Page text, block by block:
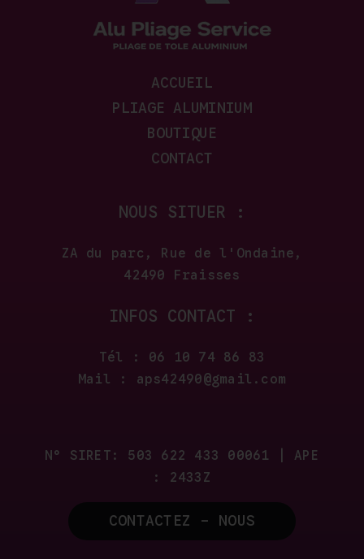
ACCUEIL
PLIAGE ALUMINIUM
BOUTIQUE
CONTACT
NOUS SITUER :
ZA du parc, Rue de l'Ondaine,
42490 Fraisses
INFOS CONTACT :
Tél : 06 10 74 86 83
Mail : aps42490@gmail.com
N° SIRET: 503 622 433 00061 | APE
: 2433Z
CONTACTEZ - NOUS